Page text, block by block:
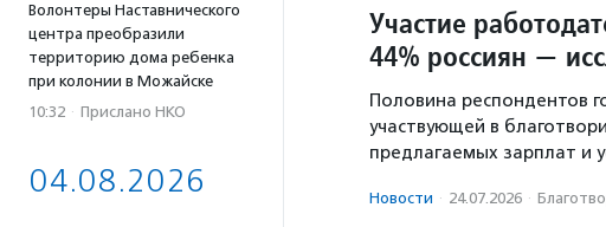
Волонтеры Наставнического
центра преобразили
территорию дома ребенка
при колонии в Можайске
10:32 · Прислано НКО
04.08.2026
Участие
44% россиян —
Половина респондентов
участвующей в
предлагаемых зарплат и
Новости · 24.07.2026 ·